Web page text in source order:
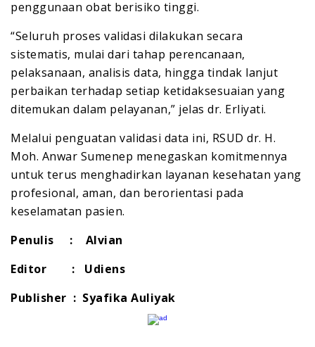
penggunaan obat berisiko tinggi.
“Seluruh proses validasi dilakukan secara
sistematis, mulai dari tahap perencanaan,
pelaksanaan, analisis data, hingga tindak lanjut
perbaikan terhadap setiap ketidaksesuaian yang
ditemukan dalam pelayanan,” jelas dr. Erliyati.
Melalui penguatan validasi data ini, RSUD dr. H.
Moh. Anwar Sumenep menegaskan komitmennya
untuk terus menghadirkan layanan kesehatan yang
profesional, aman, dan berorientasi pada
keselamatan pasien.
Penulis : Alvian
Editor : Udiens
Publisher : Syafika Auliyak